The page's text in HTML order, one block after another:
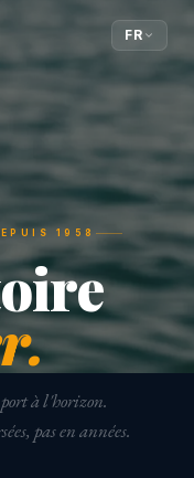
FR
1958
à l'horizon.
pas en années.